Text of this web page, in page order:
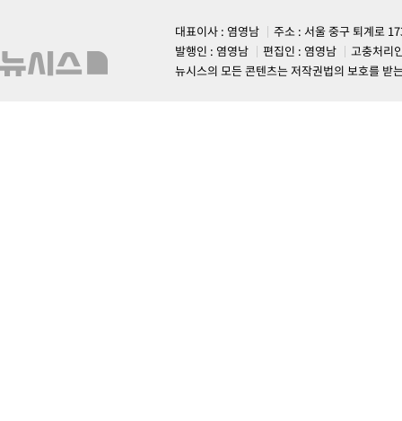
대표이사 : 염영남
주소 : 서울 중구 퇴계로
발행인 : 염영남
편집인 : 염영남
고충처리
뉴시스의 모든 콘텐츠는 저작권법의 보호를